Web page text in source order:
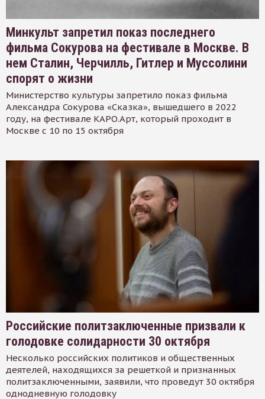
Минкульт запретил показ последнего
фильма Сокурова на фестивале в Москве. В
нем Сталин, Черчилль, Гитлер и Муссолини
спорят о жизни
Министерство культуры запретило показ фильма
Александра Сокурова «Сказка», вышедшего в 2022
году, на фестивале КАРО.Арт, который проходит в
Москве с 10 по 15 октября
Российские политзаключенные призвали к
голодовке солидарности 30 октября
Несколько российских политиков и общественных
деятелей, находящихся за решеткой и признанных
политзаключенными, заявили, что проведут 30 октября
однодневную голодовку